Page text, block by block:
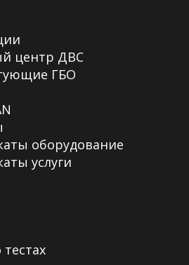
центр ДВС
ГБО
оборудование
услуги